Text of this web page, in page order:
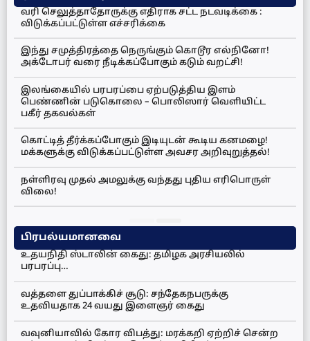
வரி செலுத்தாதோருக்கு எதிராக சட்ட நடவடிக்கை :
விடுக்கப்பட்டுள்ள எச்சரிக்கை
இந்து சமுத்திரத்தை நெருங்கும் கொடூர எல்நினோ!
அக்டோபர் வரை நீடிக்கப்போகும் கடும் வறட்சி!
இலங்கையில் பரபரப்பை ஏற்படுத்திய இளம்
பெண்ணின் படுகொலை – பொலிஸார் வெளியிட்ட
பகீர் தகவல்கள்
கொட்டித் தீர்க்கப்போகும் இடியுடன் கூடிய கனமழை!
மக்களுக்கு விடுக்கப்பட்டுள்ள அவசர அறிவுறுத்தல்!
நள்ளிரவு முதல் அமலுக்கு வந்தது புதிய எரிபொருள்
விலை!
பிரபல்யமானவை
உதயநிதி ஸ்டாலின் கைது: தமிழக அரசியலில்
பரபரப்பு…
வத்தளை துப்பாக்கிச் சூடு: சந்தேகநபருக்கு
உதவியதாக 24 வயது இளைஞர் கைது
வவுனியாவில் கோர விபத்து: மரக்கறி ஏற்றிச் சென்ற